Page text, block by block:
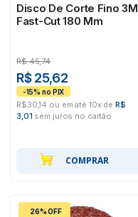
Disco De Corte Fino 3M
Fast-Cut 180 Mm
R$ 45,74
R$ 25,62
R$30,14 ou em até 10x de R$
3,01 sem juros no cartão
COMPRAR
26% OFF